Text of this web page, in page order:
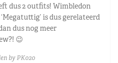
dus 2 outfits! Wimbledon
is dus gerelateerd
dus nog meer
😉
by PK020